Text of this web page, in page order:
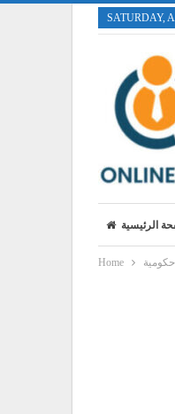
SATURDAY,
الرئيسية
Home حكومية